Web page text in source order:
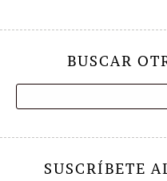
BUSCAR
SUSCRÍBETE